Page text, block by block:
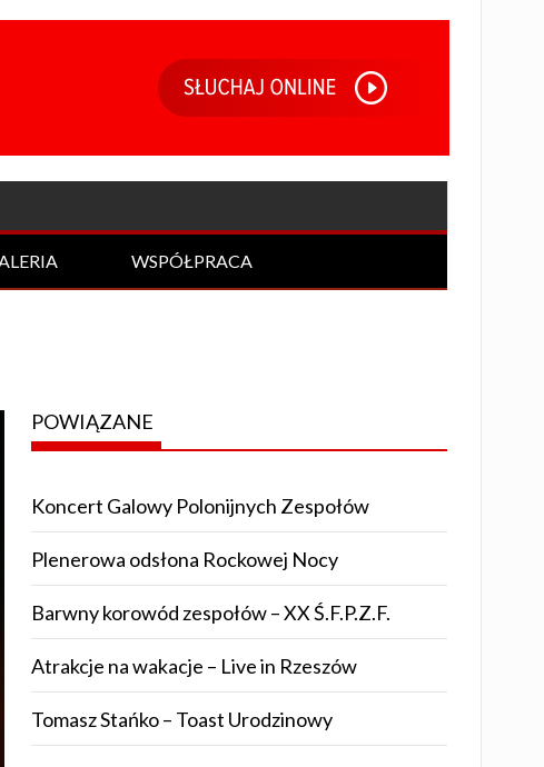
WSPÓŁPRACA
POWIĄZANE
Koncert Galowy Polonijnych Zespołów
Plenerowa odsłona Rockowej Nocy
Barwny korowód zespołów – XX Ś.F.P.Z.F.
Atrakcje na wakacje – Live in Rzeszów
Tomasz Stańko – Toast Urodzinowy